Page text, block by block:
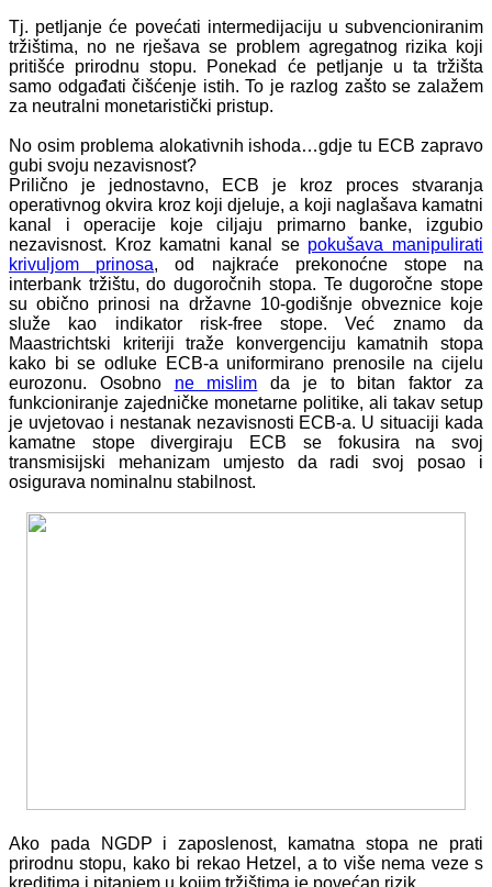
Tj. petljanje će povećati intermedijaciju u subvencioniranim
tržištima, no ne rješava se problem agregatnog rizika koji
pritišće prirodnu stopu. Ponekad će petljanje u ta tržišta
samo odgađati čišćenje istih. To je razlog zašto se zalažem
za neutralni monetaristički pristup.
No osim problema alokativnih ishoda…gdje tu ECB zapravo
gubi svoju nezavisnost?
Prilično je jednostavno, ECB je kroz proces stvaranja
operativnog okvira kroz koji djeluje, a koji naglašava kamatni
kanal i operacije koje ciljaju primarno banke, izgubio
nezavisnost. Kroz kamatni kanal se pokušava manipulirati
krivuljom prinosa, od najkraće prekonoćne stope na
interbank tržištu, do dugoročnih stopa. Te dugoročne stope
su obično prinosi na državne 10-godišnje obveznice koje
služe kao indikator risk-free stope. Već znamo da
Maastrichtski kriteriji traže konvergenciju kamatnih stopa
kako bi se odluke ECB-a uniformirano prenosile na cijelu
eurozonu. Osobno ne mislim da je to bitan faktor za
funkcioniranje zajedničke monetarne politike, ali takav setup
je uvjetovao i nestanak nezavisnosti ECB-a. U situaciji kada
kamatne stope divergiraju ECB se fokusira na svoj
transmisijski mehanizam umjesto da radi svoj posao i
osigurava nominalnu stabilnost.
Ako pada NGDP i zaposlenost, kamatna stopa ne prati
prirodnu stopu, kako bi rekao Hetzel, a to više nema veze s
kreditima i pitanjem u kojim tržištima je povećan rizik.